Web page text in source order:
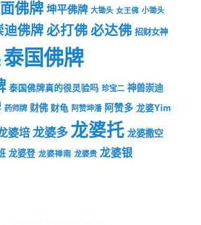
佛牌坤平佛牌 大锄头 女王佛 小锄头
迪佛牌必打佛必达佛 招财女神
泰国佛牌
泰国佛牌真的很灵验吗 珍宝二 神兽崇迪
药师牌 财佛 财龟 阿赞坤潘 阿赞多 龙婆Yim
婆培 龙婆多龙婆托 龙婆撒空
龙婆登 龙婆禅南 龙婆贵 龙婆银